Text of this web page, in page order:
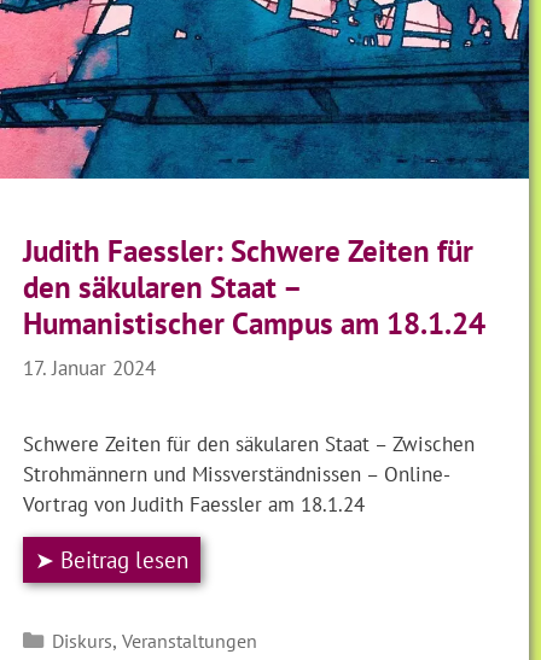
Judith Faessler: Schwere Zeiten für
den säkularen Staat –
Humanistischer Campus am 18.1.24
17. Januar 2024
Schwere Zeiten für den säkularen Staat – Zwischen
Strohmännern und Missverständnissen – Online-
Vortrag von Judith Faessler am 18.1.24
➤ Beitrag lesen
Kategorien
Diskurs, Veranstaltungen